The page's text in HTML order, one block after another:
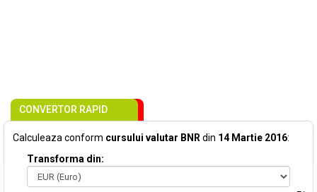
CONVERTOR RAPID
Calculeaza conform cursului valutar BNR din 14 Martie 2016:
Transforma din: